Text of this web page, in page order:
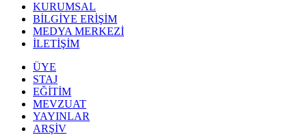
KURUMSAL
BİLGİYE ERİŞİM
MEDYA MERKEZİ
İLETİŞİM
ÜYE
STAJ
EĞİTİM
MEVZUAT
YAYINLAR
ARŞİV